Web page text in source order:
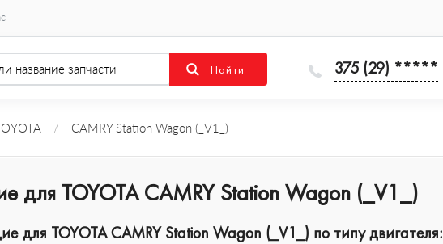
375 (29) *****
/ CAMRY Station Wagon (_V1_)
для TOYOTA CAMRY Station Wagon (_V1_)
TOYOTA CAMRY Station Wagon (_V1_) по типу двигателя: